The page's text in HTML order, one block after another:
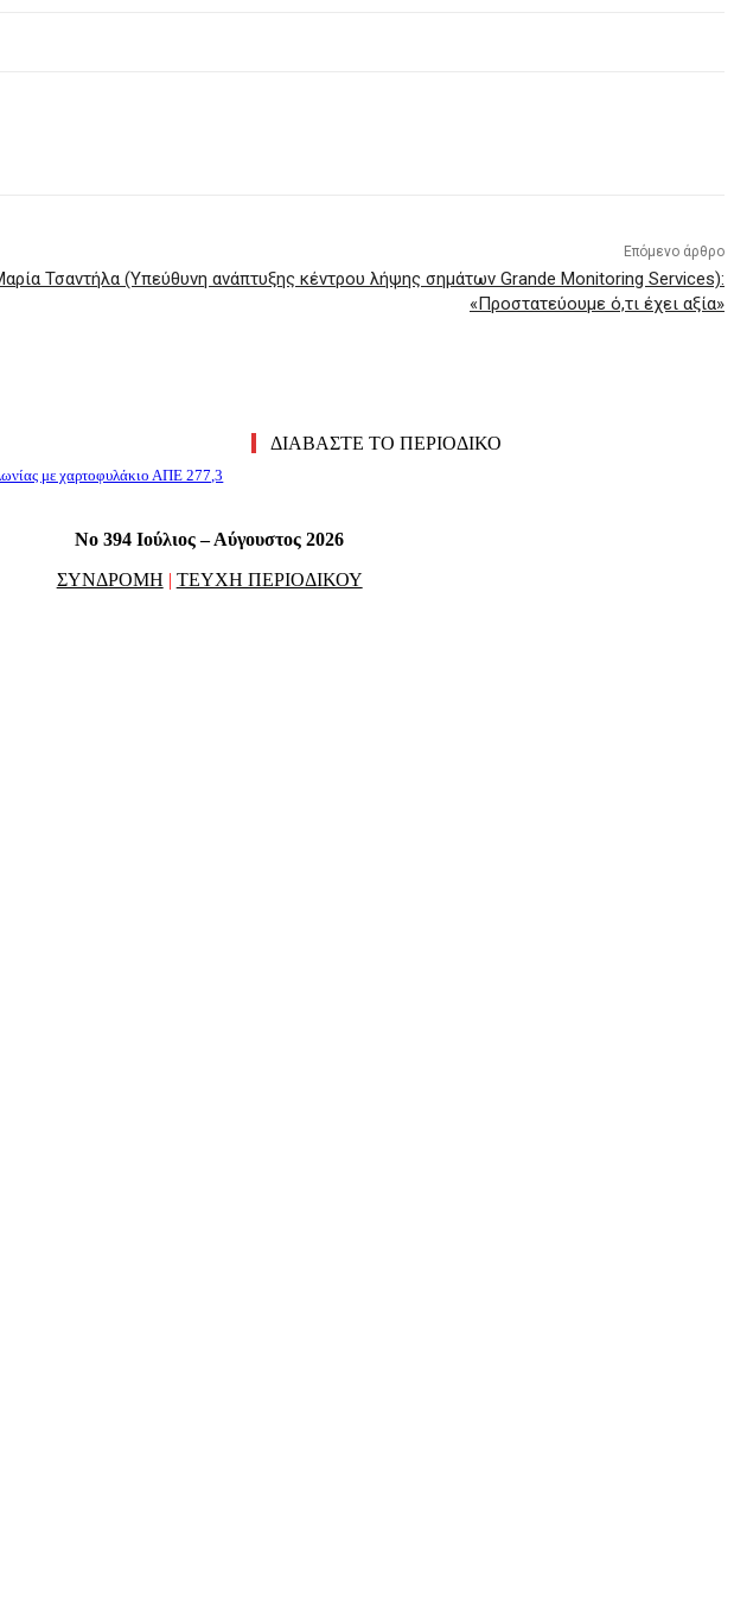
Επόμενο άρθρο
Τσαντήλα (Υπεύθυνη ανάπτυξης κέντρου λήψης σημάτων Grande Monitoring Services):
«Προστατεύουμε ό,τι έχει αξία»
με χαρτοφυλάκιο ΑΠΕ 277,3
ΔΙΑΒΑΣΤΕ ΤΟ ΠΕΡΙΟΔΙΚΟ
No 394 Ιούλιος – Αύγουστος 2026
ΣΥΝΔΡΟΜΗ | ΤΕΥΧΗ ΠΕΡΙΟΔΙΚΟΥ